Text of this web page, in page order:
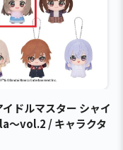
ドルマスター シャイ
～vol.2 / キャラクタ